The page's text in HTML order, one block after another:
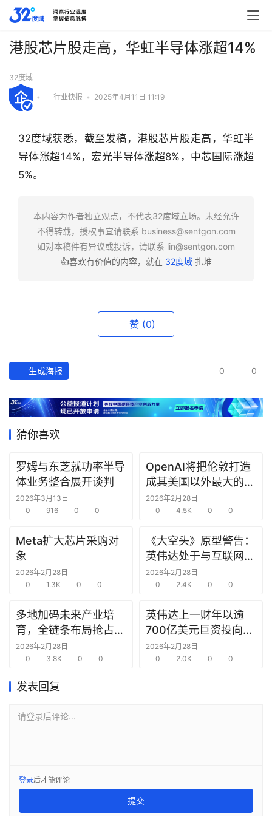
头
度
产
数
据
报
告
投
之
窗
机
合
港股芯片股走高，华虹半导体涨超14%
32度域
• 行业快报 • 2025年4月11日 11:19
32度域获悉，截至发稿，港股芯片股走高，华虹半
导体涨超14%，宏光半导体涨超8%，中芯国际涨超
5%。
本内容为作者独立观点，不代表32度域立场。未经允许
不得转载，授权事宜请联系 business@sentgon.com
如对本稿件有异议或投诉，请联系 lin@sentgon.com
👍喜欢有价值的内容，就在 32度域扎堆
赞 (0)
生成海报 0 0
猜你喜欢
罗姆与东芝就功率半导
体业务整合展开谈判
2026年3月13日
0
916 0 0
OpenAI将把伦敦打造
成其美国以外最大的研
究中心
2026年2月28日
0
4.5K 0 0
Meta扩大芯片采购对
象
2026年2月28日
0
1.3K 0 0
《大空头》原型警告：
英伟达处于与互联网泡
沫时期思科同样的“危
险境地”
2026年2月28日
0
2.4K 0 0
多地加码未来产业培
育，全链条布局抢占新
赛道先机
2026年2月28日
0
3.8K 0 0
英伟达上一财年以逾
700亿美元巨资投向合
作方，竭力巩固AI芯片
需求
2026年2月28日
0
2.0K 0 0
发表回复
请登录后评论...
登录后才能评论
提交